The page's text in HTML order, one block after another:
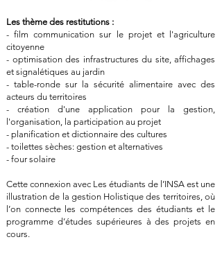
Les thème des restitutions :
- film communication sur le projet et l'agriculture
citoyenne
- optimisation des infrastructures du site, affichages
et signalétiques au jardin
- table-ronde sur la sécurité alimentaire avec des
acteurs du territoires
- création d'une application pour la gestion,
l'organisation, la participation au projet
- planification et dictionnaire des cultures
- toilettes sèches: gestion et alternatives
- four solaire
Cette connexion avec Les étudiants de l’INSA est une
illustration de la gestion Holistique des territoires, où
l’on connecte les compétences des étudiants et le
programme d’études supérieures à des projets en
cours.